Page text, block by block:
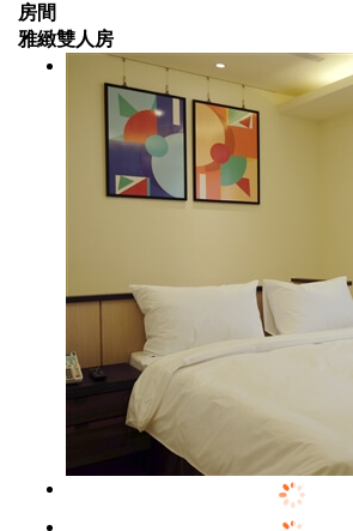
房間
雅緻雙人房